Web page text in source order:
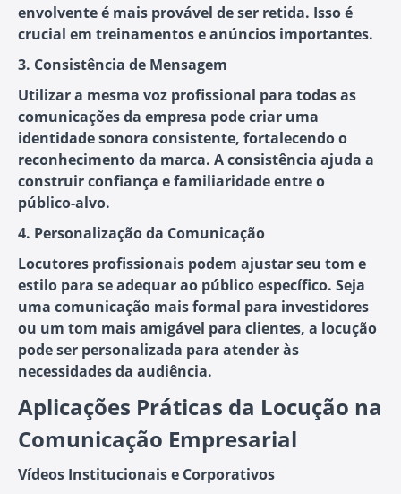
envolvente é mais provável de ser retida. Isso é
crucial em treinamentos e anúncios importantes.
3. Consistência de Mensagem
Utilizar a mesma voz profissional para todas as
comunicações da empresa pode criar uma
identidade sonora consistente, fortalecendo o
reconhecimento da marca. A consistência ajuda a
construir confiança e familiaridade entre o
público-alvo.
4. Personalização da Comunicação
Locutores profissionais podem ajustar seu tom e
estilo para se adequar ao público específico. Seja
uma comunicação mais formal para investidores
ou um tom mais amigável para clientes, a locução
pode ser personalizada para atender às
necessidades da audiência.
Aplicações Práticas da Locução na
Comunicação Empresarial
Vídeos Institucionais e Corporativos